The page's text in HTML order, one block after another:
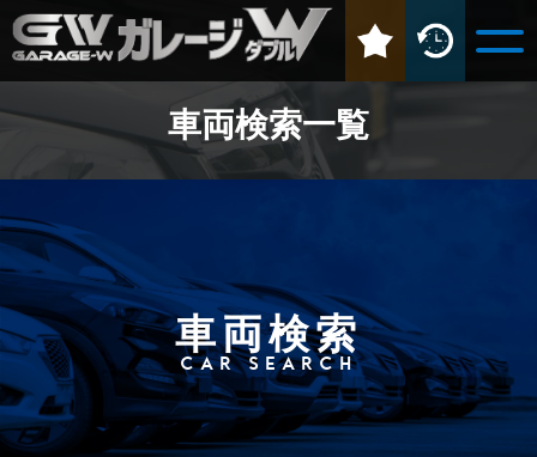
車両検索一覧
車両検索
CAR SEARCH